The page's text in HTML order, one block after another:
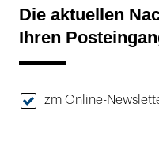
Die aktuellen
Ihren
zm Online-